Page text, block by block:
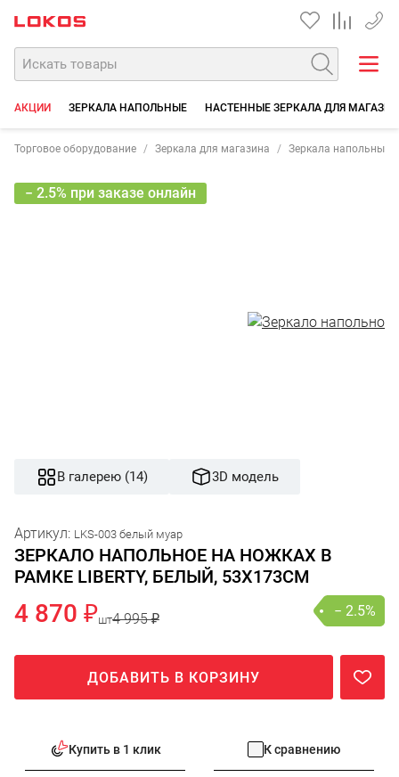
+7
АКЦИИ ЗЕРКАЛА НАПОЛЬНЫЕ НАСТЕННЫЕ ЗЕРКАЛА ДЛЯ
Торговое оборудование Зеркала для магазина Зеркала напольные
− 2.5% при заказе онлайн
В галерею (14) 3D модель
Артикул: LKS-003 белый муар
ЗЕРКАЛО НАПОЛЬНОЕ НА НОЖКАХ В
РАМКЕ LIBERTY, БЕЛЫЙ, 53Х173СМ
4 870 ₽шт4 995 ₽ − 2.5%
ДОБАВИТЬ В КОРЗИНУ
Купить в 1 клик К сравнению